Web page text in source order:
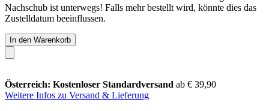
Nachschub ist unterwegs! Falls mehr bestellt wird, könnte dies das
Zustelldatum beeinflussen.
In den Warenkorb
Österreich: Kostenloser Standardversand ab € 39,90
Weitere Infos zu Versand & Lieferung